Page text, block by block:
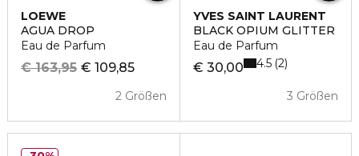
LOEWE
AGUA DROP
Eau de Parfum
€ 109,85
€ 163,95
2 Größen
YVES SAINT LAURENT
BLACK OPIUM GLITTER
Eau de Parfum
€ 30,00
3 Größen
4.5 2